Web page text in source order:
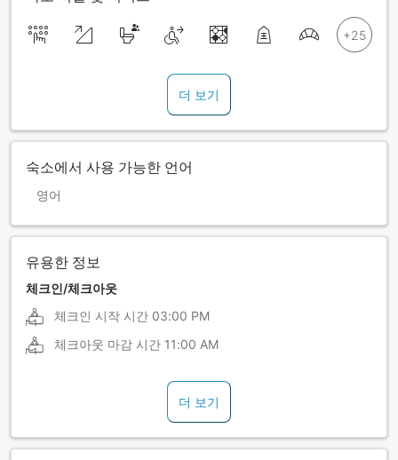
더 보기
숙소에서 사용 가능한 언어
영어
유용한 정보
체크인/체크아웃
체크인 시작 시간 03:00 PM
체크아웃 마감 시간 11:00 AM
더 보기